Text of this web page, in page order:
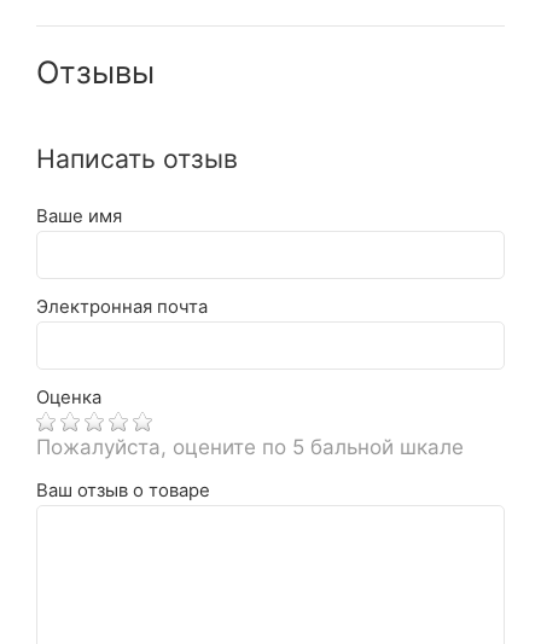
Отзывы
Написать отзыв
Ваше имя
Электронная почта
Оценка
Пожалуйста, оцените по 5 бальной шкале
Ваш отзыв о товаре